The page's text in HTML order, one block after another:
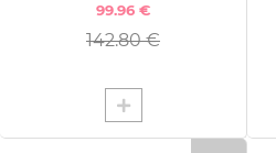
99.96 €
142.80 €